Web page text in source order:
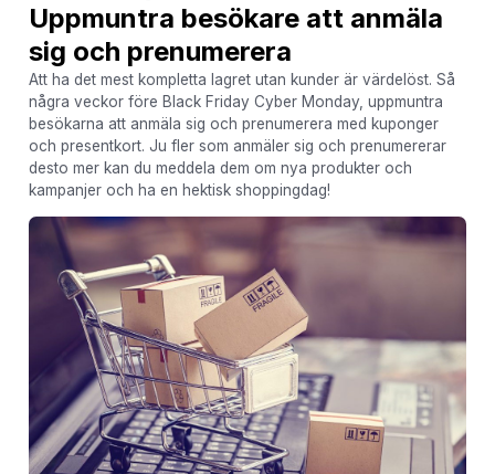
Uppmuntra besökare att anmäla
sig och prenumerera
Att ha det mest kompletta lagret utan kunder är värdelöst. Så
några veckor före Black Friday Cyber ​​Monday, uppmuntra
besökarna att anmäla sig och prenumerera med kuponger
och presentkort. Ju fler som anmäler sig och prenumererar
desto mer kan du meddela dem om nya produkter och
kampanjer och ha en hektisk shoppingdag!